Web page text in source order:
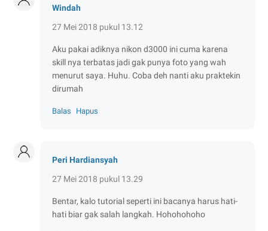
Windah
27 Mei 2018 pukul 13.12
Aku pakai adiknya nikon d3000 ini cuma karena
skill nya terbatas jadi gak punya foto yang wah
menurut saya. Huhu. Coba deh nanti aku praktekin
dirumah
Balas Hapus
Peri Hardiansyah
27 Mei 2018 pukul 13.29
Bentar, kalo tutorial seperti ini bacanya harus hati-
hati biar gak salah langkah. Hohohohoho